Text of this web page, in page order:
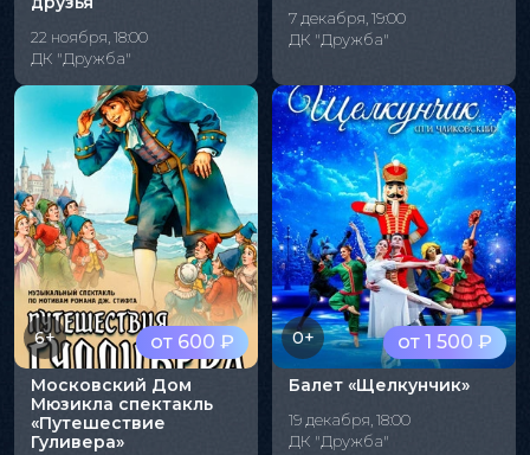
22 ноября, 18:00
ДК "Дружба"
7 декабря, 19:00
ДК "Дружба"
от 600 ₽
6+
Московский Дом
Мюзикла спектакль
«Путешествие
Гуливера»
от 1 500 ₽
0+
Балет «Щелкунчик»
19 декабря, 18:00
ДК "Дружба"